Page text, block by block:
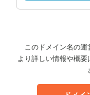
このドメイン名の
より詳しい情報や概